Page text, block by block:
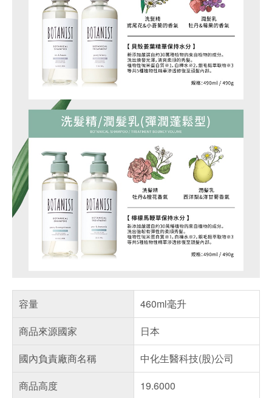
容量
460ml毫升
商品來源國家
日本
國內負責廠商名稱
中化生醫科技(股)公司
商品高度
19.6000